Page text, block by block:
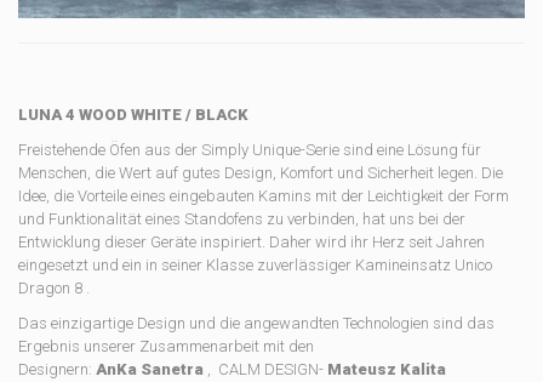
LUNA 4 WOOD WHITE / BLACK
Freistehende Öfen aus der Simply Unique-Serie sind eine Lösung für
Menschen, die Wert auf gutes Design, Komfort und Sicherheit legen. Die
Idee, die Vorteile eines eingebauten Kamins mit der Leichtigkeit der Form
und Funktionalität eines Standofens zu verbinden, hat uns bei der
Entwicklung dieser Geräte inspiriert. Daher wird ihr Herz seit Jahren
eingesetzt und ein in seiner Klasse zuverlässiger Kamineinsatz Unico
Dragon 8 .
Das einzigartige Design und die angewandten Technologien sind das
Ergebnis unserer Zusammenarbeit mit den
Designern: AnKa Sanetra , CALM DESIGN- Mateusz Kalita